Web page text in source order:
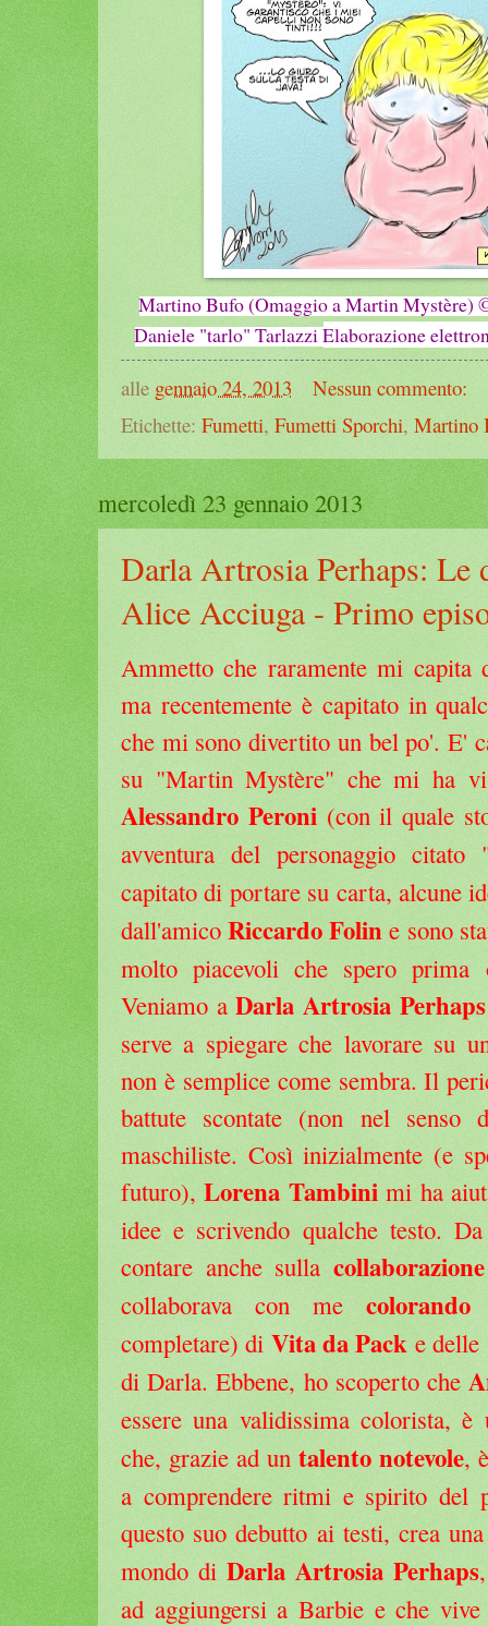
Martino Bufo (Omaggio a Martin Mystère)
Daniele "tarlo" TarlazziElaborazione
alle gennaio 24, 2013
Nessun commento:
Etichette: Fumetti, Fumetti Sporchi, Martino
mercoledì 23 gennaio 2013
Darla Artrosia Perhaps:
Alice Acciuga - Primo
Ammetto che raramente mi
ma recentemente è capitato in
che mi sono divertito un bel po'. E'
su "Martin Mystère" che mi ha
Alessandro Peroni (con il quale
avventura del personaggio citato
capitato di portare su carta, alcune
dall'amico Riccardo Foline sono
molto piacevoli che spero
Veniamo aDarla Artrosia Perhaps
serve a spiegare che lavorare su
non è semplice come sembra. Il
battute scontate (non nel
maschiliste. Così inizialmente (e
futuro),Lorena Tambini mi ha
idee e scrivendo qualche testo.
contare anche sulla collaborazione
collaborava con me colorando
completare) di Vita da Pack e
di Darla. Ebbene, ho scoperto che
essere una validissima colorista, è
che, grazie ad un talento notevole,
a comprendere ritmi e spirito del
questo suo debutto ai testi, crea
mondo di Darla Artrosia Perhaps
ad aggiungersi a Barbie e che